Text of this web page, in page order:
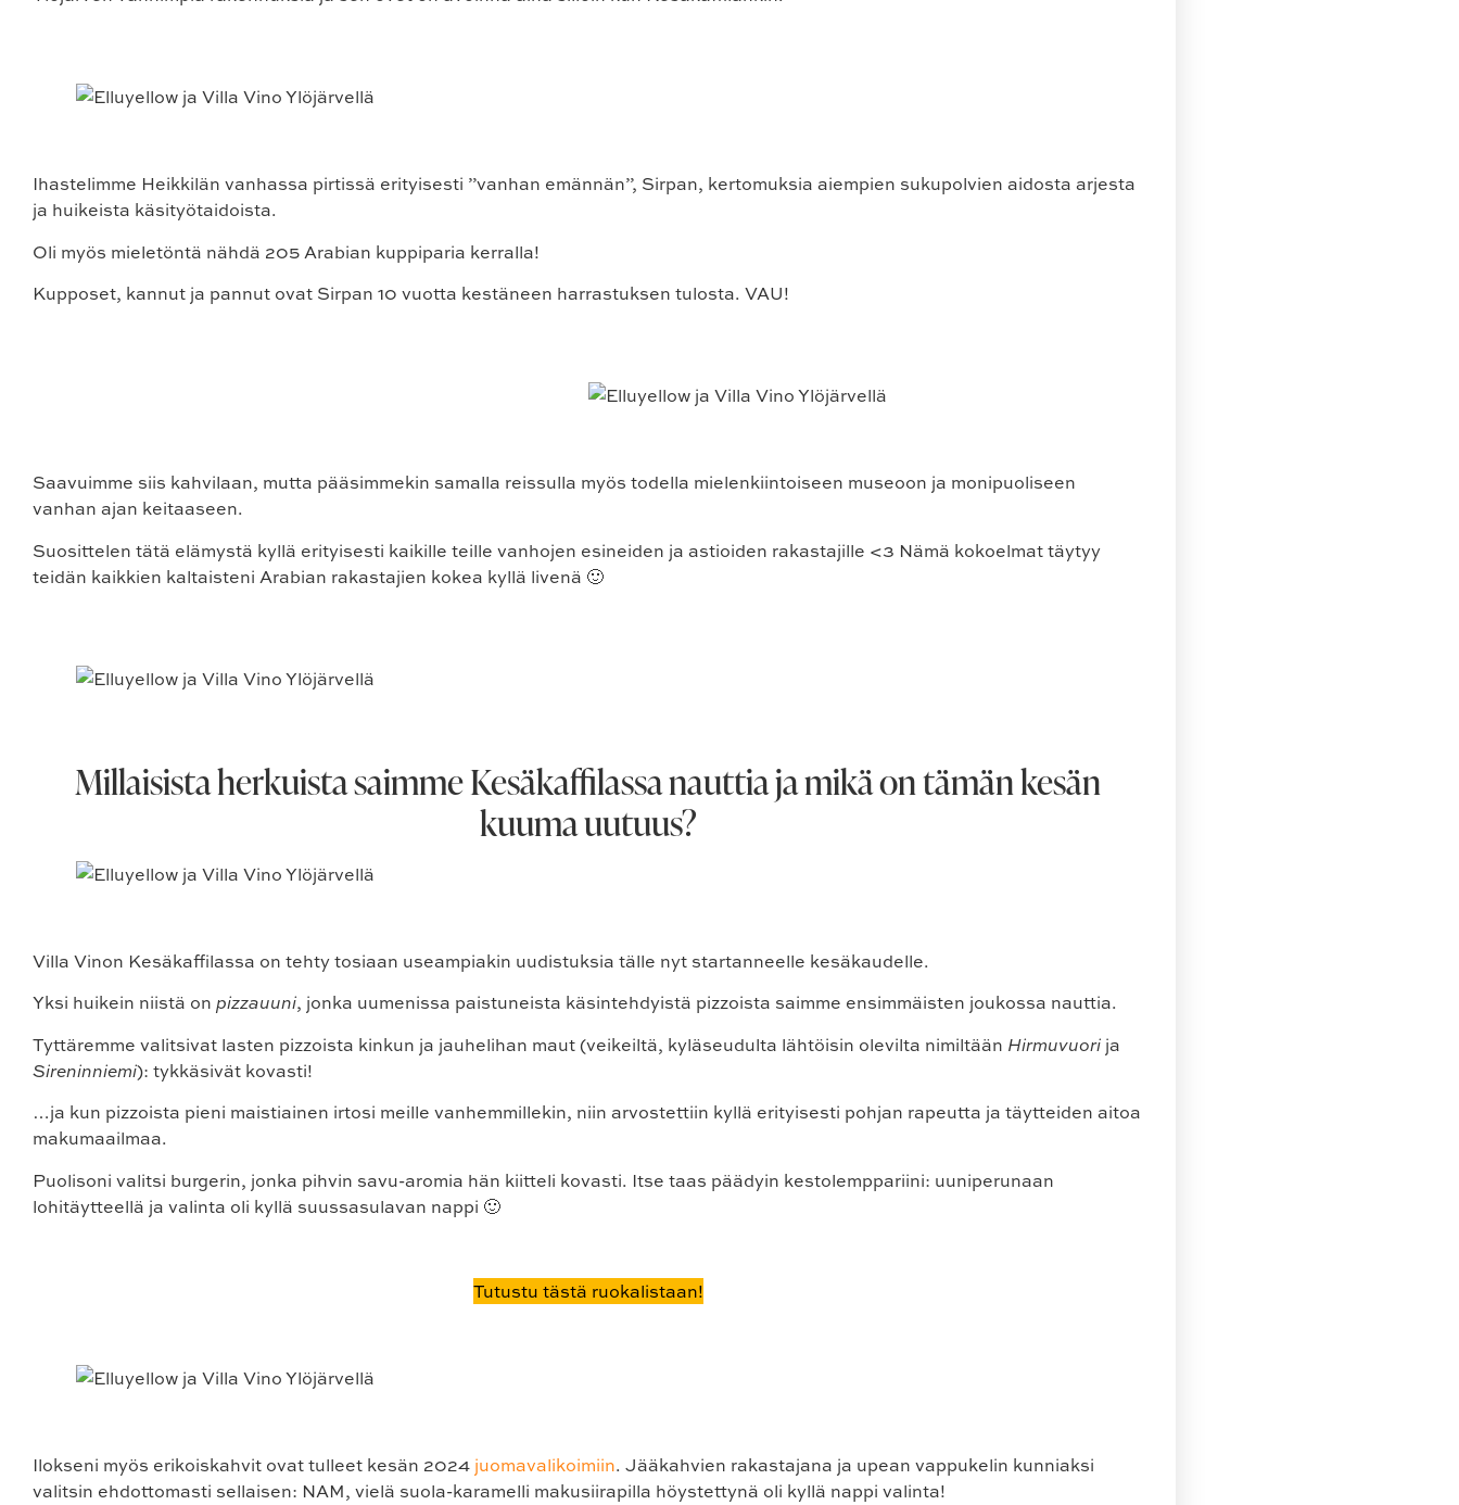
Ihastelimme Heikkilän vanhassa pirtissä erityisesti ”vanhan emännän”, Sirpan, kertomuksia aiempien sukupolvien aidosta arjesta
ja huikeista käsityötaidoista.
Oli myös mieletöntä nähdä 205 Arabian kuppiparia kerralla!
Kupposet, kannut ja pannut ovat Sirpan 10 vuotta kestäneen harrastuksen tulosta. VAU!
Saavuimme siis kahvilaan, mutta pääsimmekin samalla reissulla myös todella mielenkiintoiseen museoon ja monipuoliseen
vanhan ajan keitaaseen.
Suosittelen tätä elämystä kyllä erityisesti kaikille teille vanhojen esineiden ja astioiden rakastajille <3 Nämä kokoelmat täytyy
teidän kaikkien kaltaisteni Arabian rakastajien kokea kyllä livenä 🙂
Millaisista herkuista saimme Kesäkaffilassa nauttia ja mikä on tämän kesän
kuuma uutuus?
Villa Vinon Kesäkaffilassa on tehty tosiaan useampiakin uudistuksia tälle nyt startanneelle kesäkaudelle.
Yksi huikein niistä on pizzauuni, jonka uumenissa paistuneista käsintehdyistä pizzoista saimme ensimmäisten joukossa nauttia.
Tyttäremme valitsivat lasten pizzoista kinkun ja jauhelihan maut (veikeiltä, kyläseudulta lähtöisin olevilta nimiltään Hirmuvuori ja
Sireninniemi): tykkäsivät kovasti!
…ja kun pizzoista pieni maistiainen irtosi meille vanhemmillekin, niin arvostettiin kyllä erityisesti pohjan rapeutta ja täytteiden aitoa
makumaailmaa.
Puolisoni valitsi burgerin, jonka pihvin savu-aromia hän kiitteli kovasti. Itse taas päädyin kestolemppariini: uuniperunaan
lohitäytteellä ja valinta oli kyllä suussasulavan nappi 🙂
Tutustu tästä ruokalistaan!
Ilokseni myös erikoiskahvit ovat tulleet kesän 2024 juomavalikoimiin. Jääkahvien rakastajana ja upean vappukelin kunniaksi
valitsin ehdottomasti sellaisen: NAM, vielä suola-karamelli makusiirapilla höystettynä oli kyllä nappi valinta!